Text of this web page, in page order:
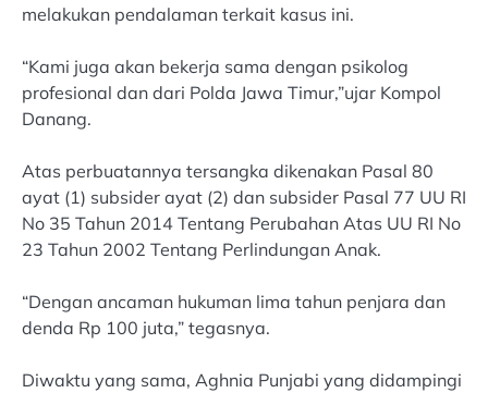
melakukan pendalaman terkait kasus ini.
“Kami juga akan bekerja sama dengan psikolog
profesional dan dari Polda Jawa Timur,”ujar Kompol
Danang.
Atas perbuatannya tersangka dikenakan Pasal 80
ayat (1) subsider ayat (2) dan subsider Pasal 77 UU RI
No 35 Tahun 2014 Tentang Perubahan Atas UU RI No
23 Tahun 2002 Tentang Perlindungan Anak.
“Dengan ancaman hukuman lima tahun penjara dan
denda Rp 100 juta,” tegasnya.
Diwaktu yang sama, Aghnia Punjabi yang didampingi